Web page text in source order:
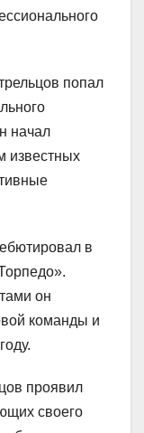
попал
начал
известных
в
он
команды и
проявил
своего